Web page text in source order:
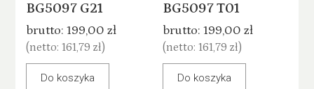
BG5097 G21
brutto:199,00 zł
(netto:161,79 zł)
Do koszyka
BG5097 T01
brutto: 199,00 zł
(netto: 161,79 zł)
Do koszyka